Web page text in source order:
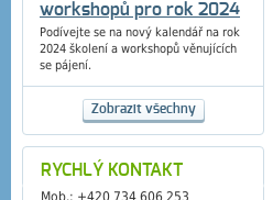
workshopů pro rok 2024
Podívejte se na nový kalendář na rok
2024 školení a workshopů věnujících
se pájení.
Zobrazit všechny
RYCHLÝ KONTAKT
Mob.: +420 734 606 253